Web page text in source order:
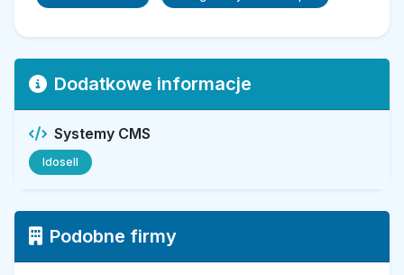
Dodatkowe informacje
Systemy CMS
Idosell
Podobne firmy